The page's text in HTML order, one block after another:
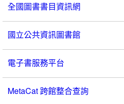
全國圖書書目資訊網
國立公共資訊圖書館
電子書服務平台
MetaCat 跨館整合查詢